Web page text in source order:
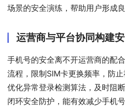
场景的安全演练，帮助用户形成
运营商与平台协同构建
手机号的安全离不开运营商的配
流程，限制SIM卡更换频率，防
优化异常登录检测算法，及时阻
闭环安全防护，能有效减少手机